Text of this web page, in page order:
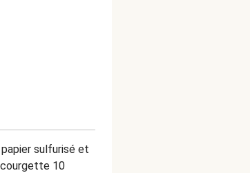
sulfurisé et
courgette 10